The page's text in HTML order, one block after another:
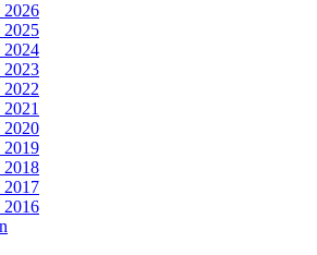
2026
2025
2024
2023
2022
2020
2019
2018
2017
2016